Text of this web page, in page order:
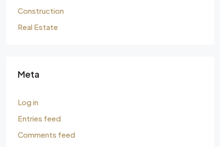
Construction
Real Estate
Meta
Log in
Entries feed
Comments feed